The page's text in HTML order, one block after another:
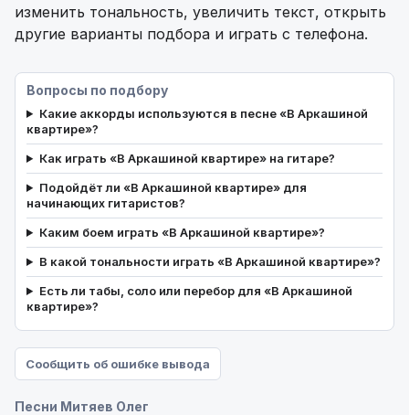
Песни Митяев Олег
Сообщить об ошибке вывода
изменить тональность, увеличить текст, открыть
другие варианты подбора и играть с телефона.
Вопросы по подбору
Какие аккорды используются в песне «В Аркашиной
квартире»?
Как играть «В Аркашиной квартире» на гитаре?
Подойдёт ли «В Аркашиной квартире» для
начинающих гитаристов?
Каким боем играть «В Аркашиной квартире»?
В какой тональности играть «В Аркашиной квартире»?
Есть ли табы, соло или перебор для «В Аркашиной
квартире»?